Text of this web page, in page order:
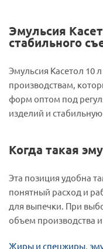
Эмульсия
стабильного
Эмульсия Касетол 10
производствам,
форм оптом под
изделий и
Когда такая
Эта позиция удобна
понятный расход и
для выпечки. При
объем производства
Жиры и спецжиры,